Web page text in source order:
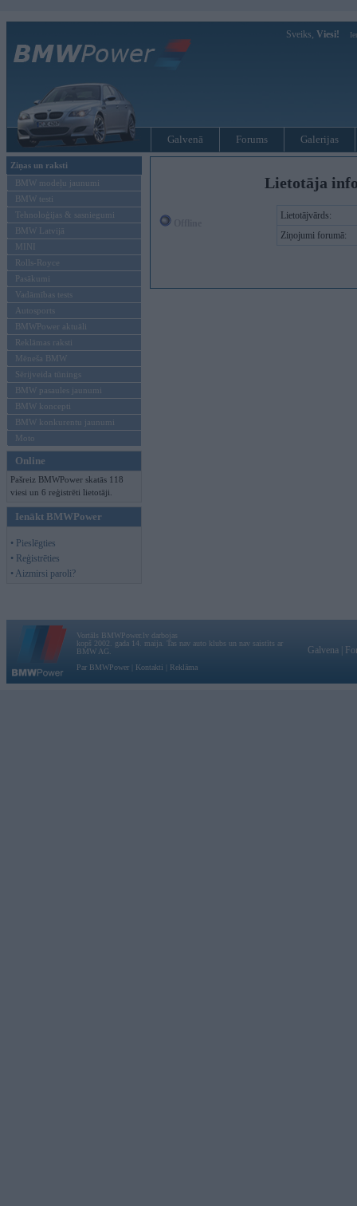
Sveiks, Viesi!
Galvenā Forums Galerijas
Ziņas un raksti
BMW modeļu jaunumi
BMW testi
Tehnoloģijas & sasniegumi
BMW Latvijā
MINI
Rolls-Royce
Pasākumi
Vadāmības tests
Autosports
BMWPower aktuāli
Reklāmas raksti
Mēneša BMW
Sērijveida tūnings
BMW pasaules jaunumi
BMW koncepti
BMW konkurentu jaunumi
Moto
Online
Pašreiz BMWPower skatās 118
viesi un 6 reģistrēti lietotāji.
Ienākt BMWPower
• Pieslēgties
• Reģistrēties
• Aizmirsi paroli?
Lietotāja
Lietotājvārds:
Ziņojumi forumā:
Vortāls BMWPower.lv darbojas
kopš 2002. gada 14. maija. Tas nav auto klubs un nav saistīts ar
BMW AG.
Par BMWPower
Kontakti Reklāma
Galvena